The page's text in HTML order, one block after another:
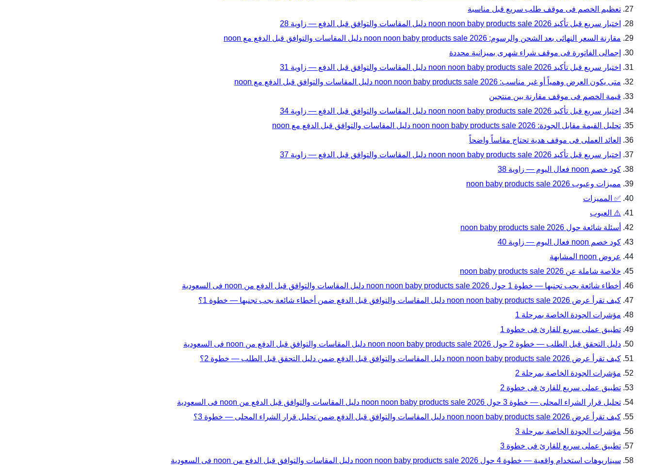
تعظيم الخصم فى موقف طلب سريع قبل مناسبة
اختبار سريع قبل تأكيد noon noon baby products sale 2026 دليل المقاسات والتوافق قبل الدفع — زاوية 28
مقارنة السعر النهائى بعد الشحن والرسوم: noon noon baby products sale 2026 دليل المقاسات والتوافق قبل الدفع مع noon
إجمالى الفاتورة فى موقف شراء شهرى بميزانية محددة
اختبار سريع قبل تأكيد noon noon baby products sale 2026 دليل المقاسات والتوافق قبل الدفع — زاوية 31
متى يكون العرض وهمياً أو غير مناسب: noon noon baby products sale 2026 دليل المقاسات والتوافق قبل الدفع مع noon
قيمة الخصم فى موقف مقارنة بين منتجين
اختبار سريع قبل تأكيد noon noon baby products sale 2026 دليل المقاسات والتوافق قبل الدفع — زاوية 34
تحليل القيمة مقابل الجودة: noon noon baby products sale 2026 دليل المقاسات والتوافق قبل الدفع مع noon
العائد العملى فى موقف هدية تحتاج مقاساً واضحاً
اختبار سريع قبل تأكيد noon noon baby products sale 2026 دليل المقاسات والتوافق قبل الدفع — زاوية 37
كود خصم noon فعال اليوم — زاوية 38
مميزات وعيوب noon baby products sale 2026
✅ المميزات
⚠️ العيوب
أسئلة شائعة حول noon baby products sale 2026
كود خصم noon فعال اليوم — زاوية 40
عروض noon المشابهة
خلاصة شاملة عن noon baby products sale 2026
أخطاء شائعة يجب تجنبها — خطوة 1 حول noon noon baby products sale 2026 دليل المقاسات والتوافق قبل الدفع من noon فى السعودية
كيف تقرأ عرض noon noon baby products sale 2026 دليل المقاسات والتوافق قبل الدفع ضمن أخطاء شائعة يجب تجنبها — خطوة 1؟
مؤشرات الجودة الخاصة بمرحلة 1
تطبيق عملى سريع للقارئ فى خطوة 1
دليل التحقق قبل الطلب — خطوة 2 حول noon noon baby products sale 2026 دليل المقاسات والتوافق قبل الدفع من noon فى السعودية
كيف تقرأ عرض noon noon baby products sale 2026 دليل المقاسات والتوافق قبل الدفع ضمن دليل التحقق قبل الطلب — خطوة 2؟
مؤشرات الجودة الخاصة بمرحلة 2
تطبيق عملى سريع للقارئ فى خطوة 2
تحليل قرار الشراء المحلى — خطوة 3 حول noon noon baby products sale 2026 دليل المقاسات والتوافق قبل الدفع من noon فى السعودية
كيف تقرأ عرض noon noon baby products sale 2026 دليل المقاسات والتوافق قبل الدفع ضمن تحليل قرار الشراء المحلى — خطوة 3؟
مؤشرات الجودة الخاصة بمرحلة 3
تطبيق عملى سريع للقارئ فى خطوة 3
سيناريوهات استخدام واقعية — خطوة 4 حول noon noon baby products sale 2026 دليل المقاسات والتوافق قبل الدفع من noon فى السعودية